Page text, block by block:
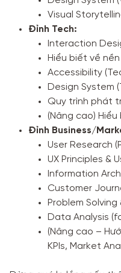
Visual
Đỉnh Tech:
Interaction
Hiểu biết về
Accessibility
Design System
Quy trình phát
(Nâng cao)
Đỉnh Business/
User Research
UX Principles &
Information
Customer
Problem
Data Analysis
(Nâng cao –
KPIs, Market